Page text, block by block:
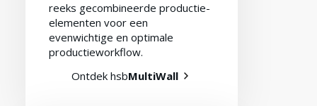
reeks gecombineerde productie-
elementen voor een
evenwichtige en optimale
productieworkflow.
Ontdek hsbMultiWall